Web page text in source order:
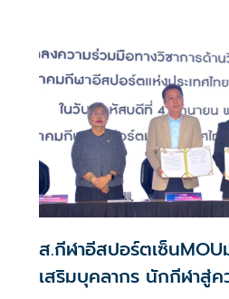
ระหว่างวันที่ 2-5 กรกฎาคม 2569 ณ
คลับ จังหวัดปทุมธานี
ส.กีฬาอีสปอร์ตเซ็น
เสริมบุคลากร นักกีฬาสู่ค